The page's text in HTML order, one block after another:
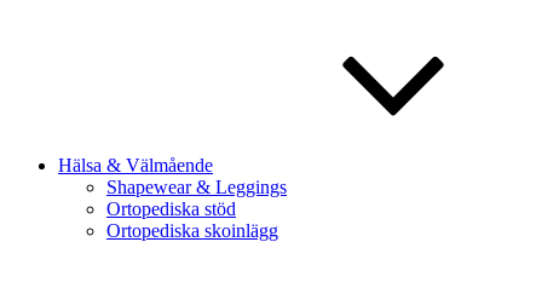
Hälsa & Välmående
Shapewear & Leggings
Ortopediska stöd
Ortopediska skoinlägg